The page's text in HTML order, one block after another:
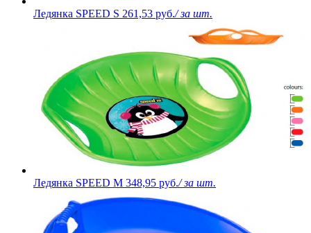
Ледянка SPEED S 261,53 руб./ за шт.
Ледянка SPEED M 348,95 руб./ за шт.